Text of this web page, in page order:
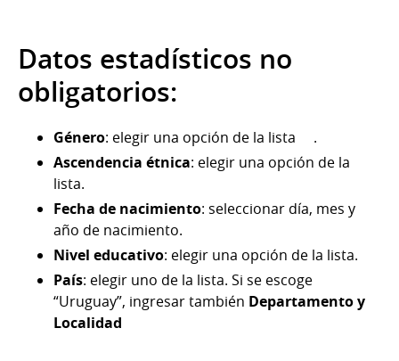
Datos estadísticos no
obligatorios:
Género: elegir una opción de la lista .
Ascendencia étnica: elegir una opción de la
lista.
Fecha de nacimiento: seleccionar día, mes y
año de nacimiento.
Nivel educativo: elegir una opción de la lista.
País: elegir uno de la lista. Si se escoge
“Uruguay”, ingresar también Departamento y
Localidad